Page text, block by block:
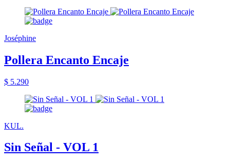
Joséphine
Pollera Encanto Encaje
$ 5.290
KUL.
Sin Señal - VOL 1